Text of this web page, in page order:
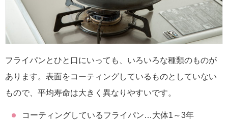
フライパンとひと口にいっても、いろいろな種類のものが
あります。表面をコーティングしているものとしていない
もので、平均寿命は大きく異なりやすいです。
コーティングしているフライパン…大体1～3年